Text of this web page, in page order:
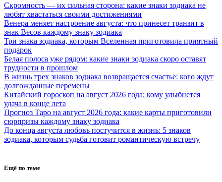
Скромность — их сильная сторона: какие знаки зодиака не
любят хвастаться своими достижениями
Венера меняет настроение августа: что принесет транзит в
знак Весов каждому знаку зодиака
Три знака зодиака, которым Вселенная приготовила приятный
подарок
Белая полоса уже рядом: какие знаки зодиака скоро оставят
трудности в прошлом
В жизнь трех знаков зодиака возвращается счастье: кого ждут
долгожданные перемены
Китайский гороскоп на август 2026 года: кому улыбнется
удача в конце лета
Прогноз Таро на август 2026 года: какие карты приготовили
сюрпризы каждому знаку зодиака
До конца августа любовь постучится в жизнь: 5 знаков
зодиака, которым судьба готовит романтическую встречу
Ещё по теме